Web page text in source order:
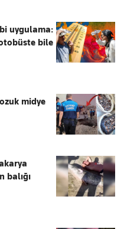
uygulama:
bile
midye
balığı